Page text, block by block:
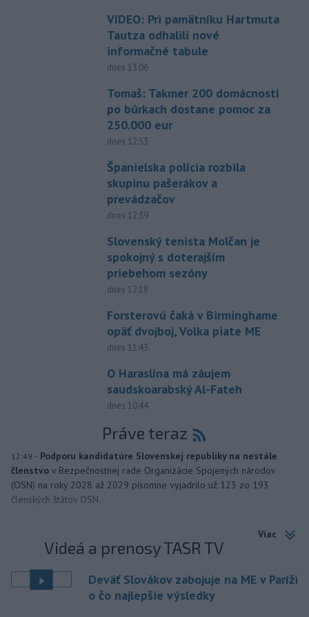
VIDEO: Pri pamätníku Hartmuta
Tautza odhalili nové
informačné tabule
dnes 13:06
Tomaš: Takmer 200 domácností
po búrkach dostane pomoc za
250.000 eur
dnes 12:53
Španielska polícia rozbila
skupinu pašerákov a
prevádzačov
dnes 12:39
Slovenský tenista Molčan je
spokojný s doterajším
priebehom sezóny
dnes 12:18
Forsterovú čaká v Birminghame
opäť dvojboj, Volka piate ME
dnes 11:43
O Haraslína má záujem
saudskoarabský Al-Fateh
dnes 10:44
Práve teraz
12:49 - Podporu kandidatúre Slovenskej republiky na nestále
členstvo v Bezpečnostnej rade Organizácie Spojených národov
(OSN) na roky 2028 až 2029 písomne vyjadrilo už 123 zo 193
členských štátov OSN.
Viac
Videá a prenosy TASR TV
Deväť Slovákov zabojuje na ME v Paríži
o čo najlepšie výsledky